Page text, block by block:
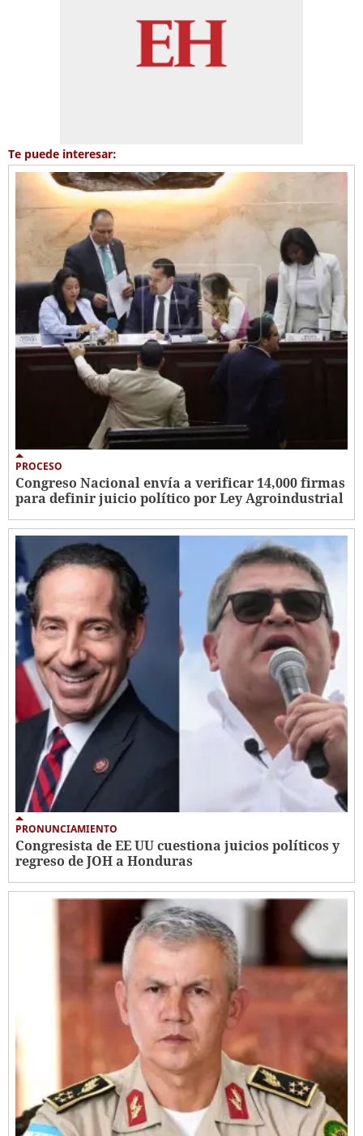
Te puede interesar:
PROCESO
Congreso Nacional envía a verificar 14,000 firmas
para definir juicio político por Ley Agroindustrial
PRONUNCIAMIENTO
Congresista de EE UU cuestiona juicios políticos y
regreso de JOH a Honduras